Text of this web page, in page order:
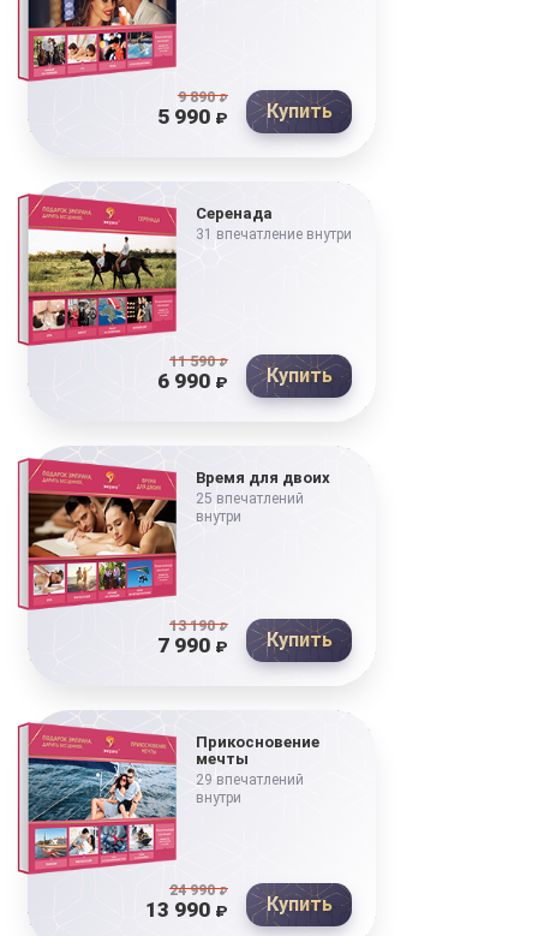
9 890₽
5 990 ₽ Купить
Серенада
31 впечатление внутри
11 590₽
6 990 ₽ Купить
Время для двоих
25 впечатлений
внутри
13 190₽
7 990 ₽ Купить
Прикосновение
мечты
29 впечатлений
внутри
24 990₽
13 990 ₽ Купить